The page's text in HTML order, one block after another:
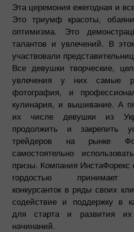
Эта церемония ежегодная и
Это триумф красоты,
оптимизма. Это
талантов и увлечений. В
участвовали
Все девушки творческие,
увлечения у них самые
фотография, и
кулинария, и вышивание. А
их числе девушки из
продолжить и закрепить
трейдеров на рынке
самостоятельно
призы. Компания ИнстаФорекс
гордостью принимает
конкурсанток в ряды своих
содействие и поддержку в
для старта и развития их
начинаний.